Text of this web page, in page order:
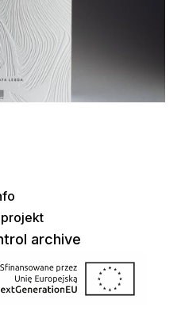
archive
projekt